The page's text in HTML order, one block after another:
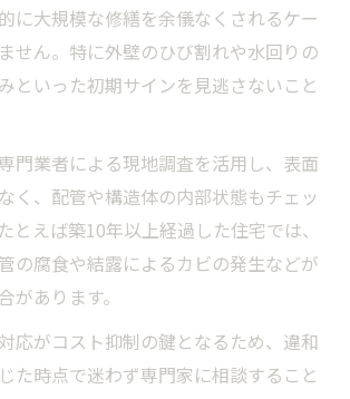
に大規模な修繕を余儀なくされるケー
せん。特に外壁のひび割れや水回りの
といった初期サインを見逃さないこと
門業者による現地調査を活用し、表面
く、配管や構造体の内部状態もチェッ
とえば築10年以上経過した住宅では、
の腐食や結露によるカビの発生などが
があります。
応がコスト抑制の鍵となるため、違和
た時点で迷わず専門家に相談すること